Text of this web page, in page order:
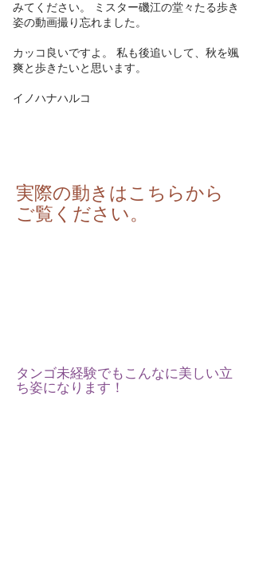
みてください。 ミスター磯江の堂々たる歩き
姿の動画撮り忘れました。
カッコ良いですよ。 私も後追いして、秋を颯
爽と歩きたいと思います。
イノハナハルコ
実際の動きはこちらから
ご覧ください。
​タンゴ未経験でもこんなに美しい立
ち姿になります！